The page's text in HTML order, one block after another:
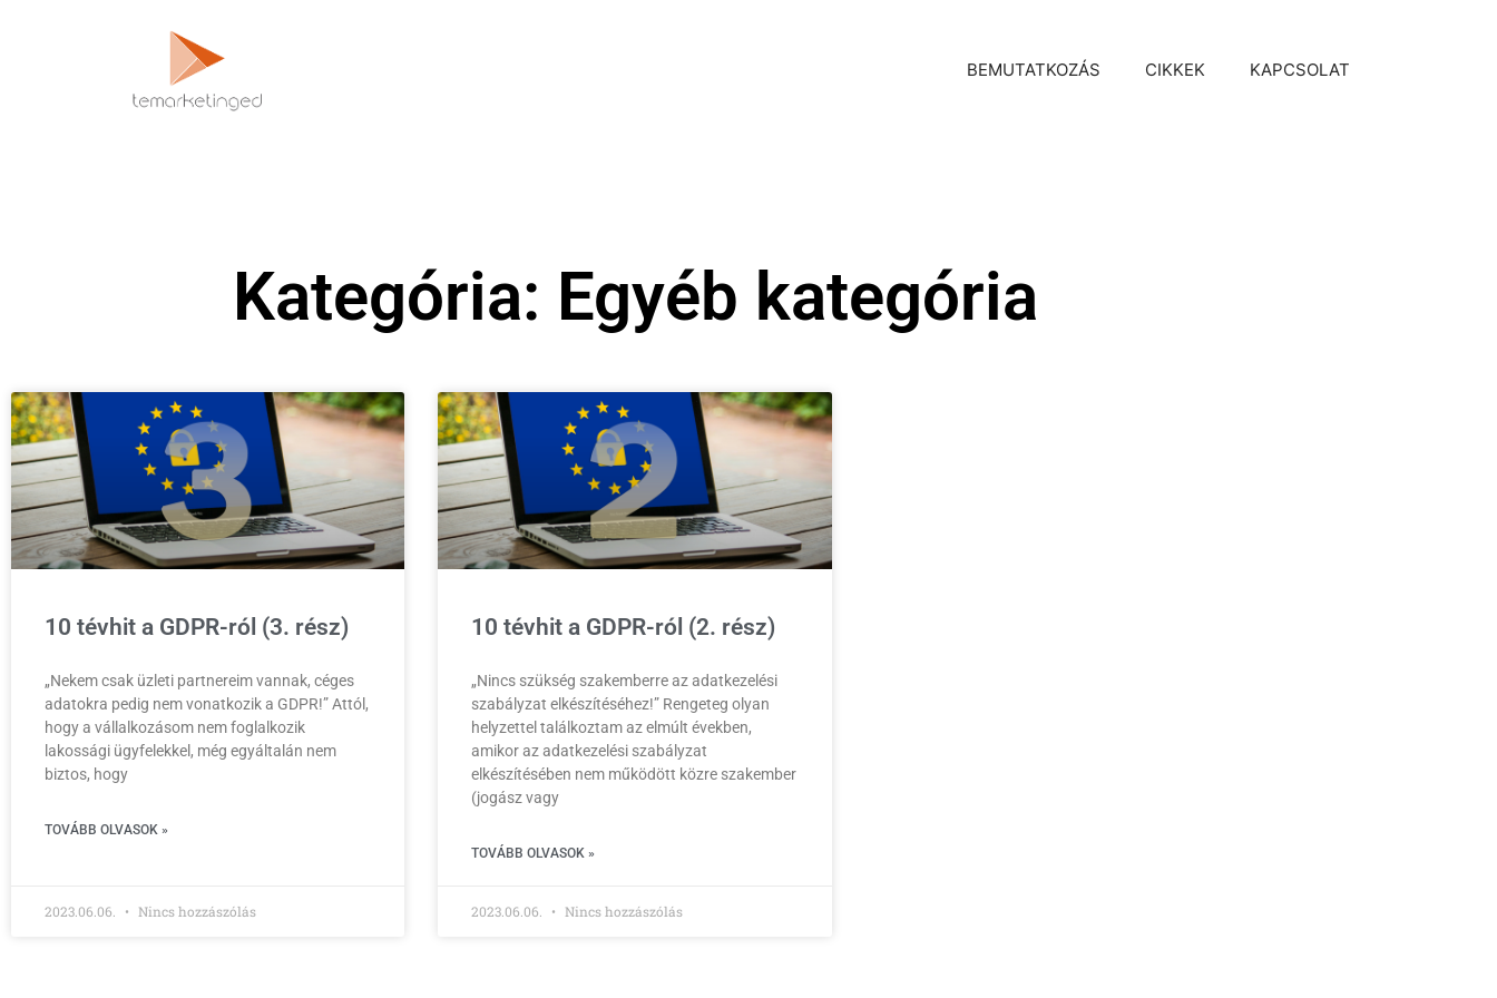
BEMUTATKOZÁS CIKKEK KAPCSOLAT
Kategória: Egyéb kategória
10 tévhit a GDPR-ról (3. rész)
„Nekem csak üzleti partnereim vannak, céges
adatokra pedig nem vonatkozik a GDPR!” Attól,
hogy a vállalkozásom nem foglalkozik
lakossági ügyfelekkel, még egyáltalán nem
biztos, hogy
TOVÁBB OLVASOK »
2023.06.06. Nincs hozzászólás
10 tévhit a GDPR-ról (2. rész)
„Nincs szükség szakemberre az adatkezelési
szabályzat elkészítéséhez!” Rengeteg olyan
helyzettel találkoztam az elmúlt években,
amikor az adatkezelési szabályzat
elkészítésében nem működött közre szakember
(jogász vagy
TOVÁBB OLVASOK »
2023.06.06. Nincs hozzászólás